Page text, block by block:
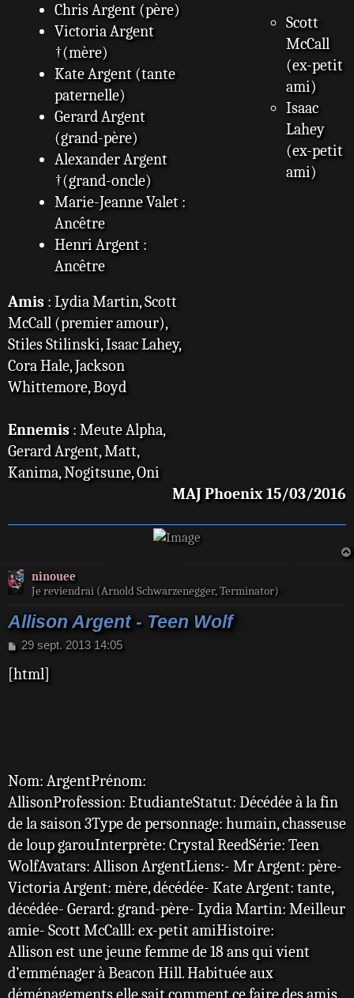
Chris Argent (père)
Victoria Argent
†(mère)
Kate Argent (tante
paternelle)
Gerard Argent
(grand-père)
Alexander Argent
†(grand-oncle)
Marie-Jeanne Valet :
Ancêtre
Henri Argent :
Ancêtre
Amis : Lydia Martin, Scott
McCall (premier amour),
Stiles Stilinski, Isaac Lahey,
Cora Hale, Jackson
Whittemore, Boyd
Ennemis : Meute Alpha,
Gerard Argent, Matt,
Kanima, Nogitsune, Oni
Scott
McCall
(ex-petit
ami)
Isaac
Lahey
(ex-petit
ami)
MAJ Phoenix 15/03/2016
ninouee
Je reviendrai (Arnold Schwarzenegger, Terminator)
Allison Argent - Teen Wolf
M
s
29 sept. 2013 14:05
[html]
Nom: ArgentPrénom:
AllisonProfession: EtudianteStatut: Décédée à la fin
de la saison 3Type de personnage: humain, chasseuse
de loup garouInterprète: Crystal ReedSérie: Teen
WolfAvatars: Allison ArgentLiens:- Mr Argent: père-
Victoria Argent: mère, décédée- Kate Argent: tante,
décédée- Gerard: grand-père- Lydia Martin: Meilleur
amie- Scott McCalll: ex-petit amiHistoire:
Allison est une jeune femme de 18 ans qui vient
d’emménager à Beacon Hill. Habituée aux